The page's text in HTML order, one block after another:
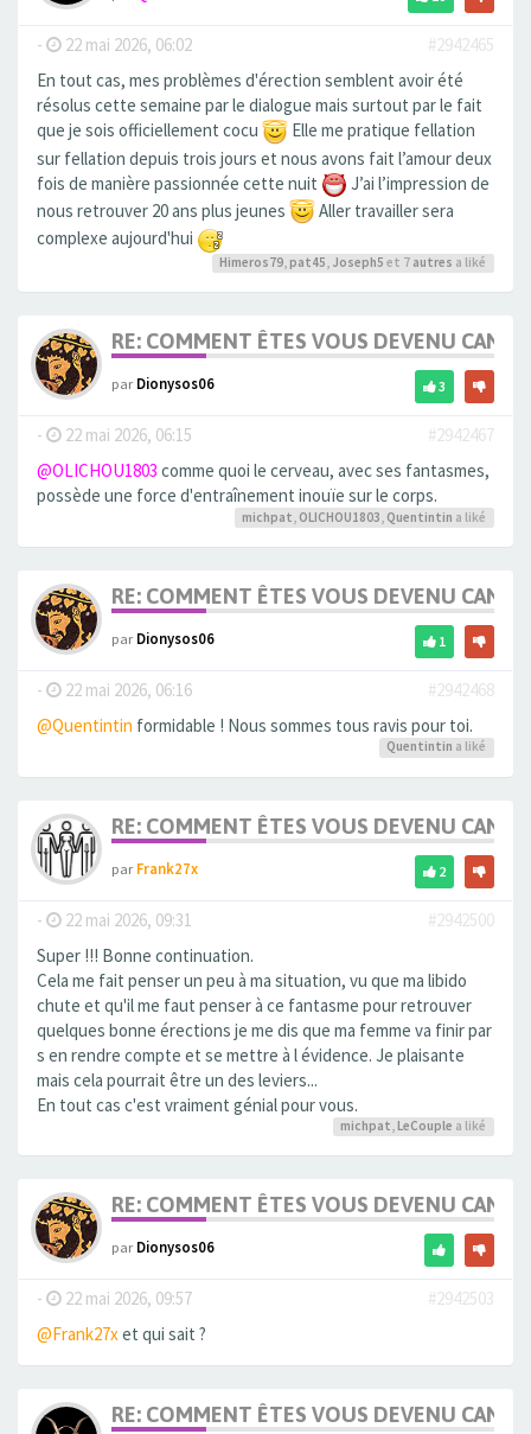
- 22 mai 2026, 06:02
#2942465
En tout cas, mes problèmes d'érection semblent avoir été
résolus cette semaine par le dialogue mais surtout par le fait
que je sois officiellement cocu
Elle me pratique fellation
sur fellation depuis trois jours et nous avons fait l’amour deux
fois de manière passionnée cette nuit
J’ai l’impression de
nous retrouver 20 ans plus jeunes
Aller travailler sera
complexe aujourd'hui
Himeros79, pat45, Joseph5 et 7 autres a liké
RE: COMMENT ÊTES VOUS DEVENU
parDionysos06 3
- 22 mai 2026, 06:15
#2942467
@OLICHOU1803 comme quoi le cerveau, avec ses fantasmes,
possède une force d'entraînement inouïe sur le corps.
michpat OLICHOU1803 Quentintin a liké
RE: COMMENT ÊTES VOUS DEVENU
parDionysos06 1
- 22 mai 2026, 06:16
#2942468
@Quentintin formidable ! Nous sommes tous ravis pour toi.
Quentintin a liké
RE: COMMENT ÊTES VOUS DEVENU
parFrank27x 2
- 22 mai 2026, 09:31
#2942500
Super !!! Bonne continuation.
Cela me fait penser un peu à ma situation, vu que ma libido
chute et qu'il me faut penser à ce fantasme pour retrouver
quelques bonne érections je me dis que ma femme va finir par
s en rendre compte et se mettre à l évidence. Je plaisante
mais cela pourrait être un des leviers...
En tout cas c'est vraiment génial pour vous.
michpat, LeCouple a liké
RE: COMMENT ÊTES VOUS DEVENU
parDionysos06
- 22 mai 2026, 09:57
#2942503
@Frank27xet qui sait ?
RE: COMMENT ÊTES VOUS DEVENU